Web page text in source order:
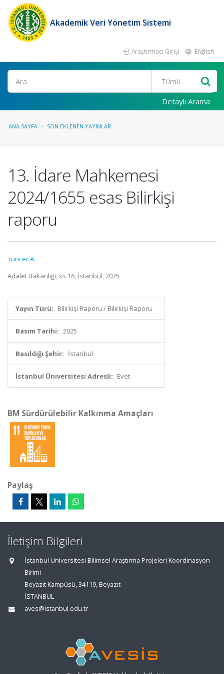
Akademik Veri Yönetim Sistemi
Araştırmacı Girişi English
Ara
Detaylı Arama
ANA SAYFA SON EKLENEN YAYINLAR
13. İdare Mahkemesi
2024/1655 esas Bilirkişi
raporu
Tuncer A.
Adalet Bakanlığı, ss.16, İstanbul, 2025
Yayın Türü: Bilirkişi Raporu / Bilirkişi Raporu
Basım Tarihi: 2025
Basıldığı Şehir: İstanbul
İstanbul Üniversitesi Adresli: Evet
BM Sürdürülebilir Kalkınma Amaçları
Paylaş
İletişim Bilgileri
İstanbul Üniversitesi Bilimsel Araştırma Projeleri Koordinasyon
Birimi
Beyazıt Kampüsü, 34119, Beyazıt
İSTANBUL
aves@istanbul.edu.tr